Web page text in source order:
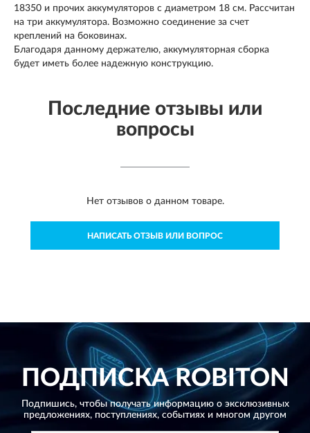
18350 и прочих аккумуляторов с диаметром 18 см. Рассчитан
на три аккумулятора. Возможно соединение за счет
креплений на боковинах.
Благодаря данному держателю, аккумуляторная сборка
будет иметь более надежную конструкцию.
Последние отзывы или
вопросы
Нет отзывов о данном товаре.
НАПИСАТЬ ОТЗЫВ ИЛИ ВОПРОС
ПОДПИСКАROBITON
Подпишись, чтобы получать информацию о эксклюзивных
предложениях, поступлениях, событиях и многом другом